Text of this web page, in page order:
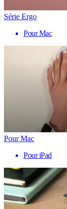
Série Ergo
Pour Mac
Pour Mac
Pour iPad